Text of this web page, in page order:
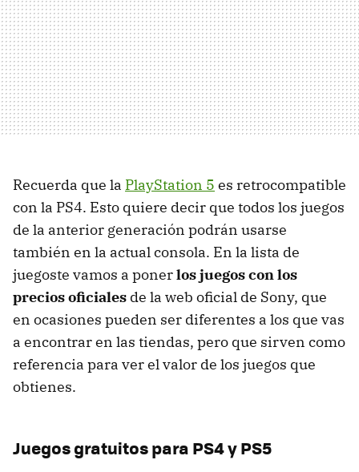
Recuerda que la PlayStation 5 es retrocompatible
con la PS4. Esto quiere decir que todos los juegos
de la anterior generación podrán usarse
también en la actual consola. En la lista de
juegoste vamos a ponerlos juegos con los
precios oficiales de la web oficial de Sony, que
en ocasiones pueden ser diferentes a los que vas
a encontrar en las tiendas, pero que sirven como
referencia para ver el valor de los juegos que
obtienes.
Juegos gratuitos para PS4 y PS5